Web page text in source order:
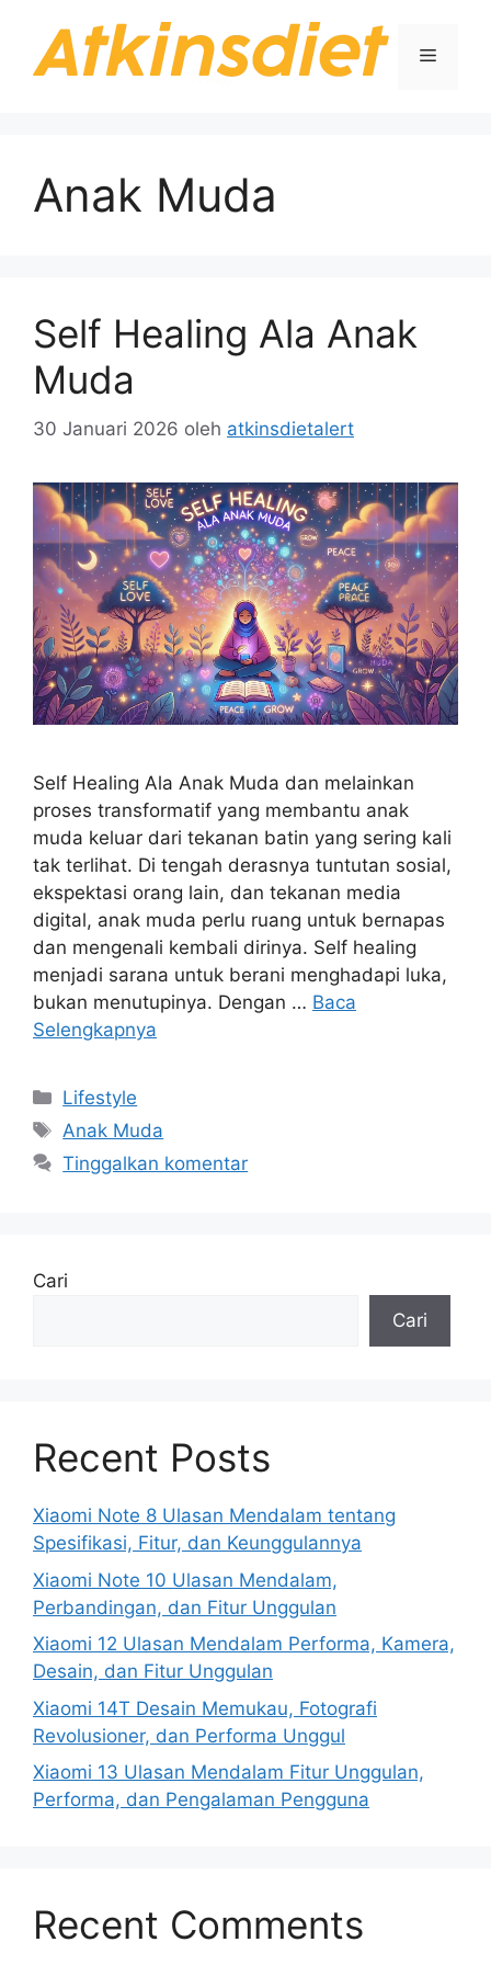
Menu
Anak Muda
Self Healing Ala Anak
Muda
30 Januari 2026 oleh atkinsdietalert
Self Healing Ala Anak Muda dan melainkan
proses transformatif yang membantu anak
muda keluar dari tekanan batin yang sering kali
tak terlihat. Di tengah derasnya tuntutan sosial,
ekspektasi orang lain, dan tekanan media
digital, anak muda perlu ruang untuk bernapas
dan mengenali kembali dirinya. Self healing
menjadi sarana untuk berani menghadapi luka,
bukan menutupinya. Dengan … Baca
Selengkapnya
Kategori
Lifestyle
Tag
Anak Muda
Tinggalkan komentar
Cari
Cari
Recent Posts
Xiaomi Note 8 Ulasan Mendalam tentang
Spesifikasi, Fitur, dan Keunggulannya
Xiaomi Note 10 Ulasan Mendalam,
Perbandingan, dan Fitur Unggulan
Xiaomi 12 Ulasan Mendalam Performa, Kamera,
Desain, dan Fitur Unggulan
Xiaomi 14T Desain Memukau, Fotografi
Revolusioner, dan Performa Unggul
Xiaomi 13 Ulasan Mendalam Fitur Unggulan,
Performa, dan Pengalaman Pengguna
Recent Comments